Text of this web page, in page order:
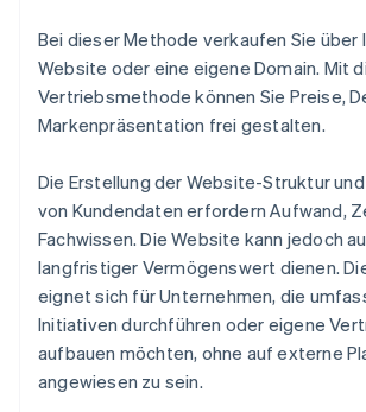
Bei dieser Methode verkaufen Sie über
Website oder eine eigene Domain. Mit
Vertriebsmethode können Sie Preise,
Markenpräsentation frei gestalten.
Die Erstellung der Website-Struktur
von Kundendaten erfordern Aufwand,
Fachwissen. Die Website kann jedoch
langfristiger Vermögenswert dienen.
eignet sich für Unternehmen, die
Initiativen durchführen oder eigene
aufbauen möchten, ohne auf externe
angewiesen zu sein.